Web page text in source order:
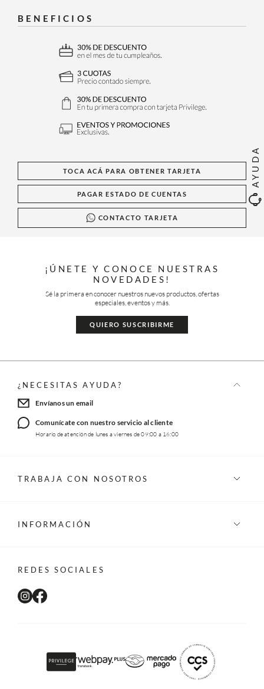
AYUDA
BENEFICIOS
TOCA ACÁ PARA OBTENER TARJETA
PAGAR ESTADO DE CUENTAS
CONTACTO TARJETA
¡ÚNETE Y CONOCE NUESTRAS
NOVEDADES!
Sé la primera en conocer nuestros nuevos productos, ofertas
especiales, eventos y más.
QUIERO SUSCRIBIRME
¿NECESITAS AYUDA?
Envíanos un email
Comunícate con nuestro servicio al cliente
Horario de atención de lunes a viernes de 09:00 a 16:00
TRABAJA CON NOSOTROS
INFORMACIÓN
REDES SOCIALES